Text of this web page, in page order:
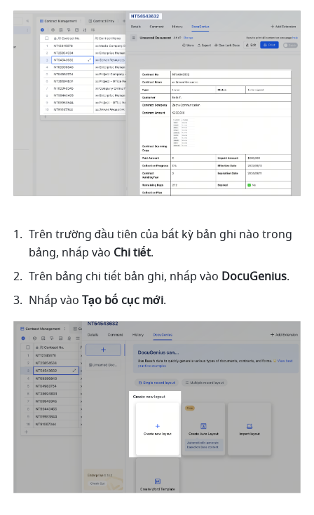
Trên trường đầu tiên của bất kỳ bản ghi nào trong
bảng, nhấp vào Chi tiết.
Trên bảng chi tiết bản ghi, nhấp vào DocuGenius.
Nhấp vào Tạo bố cục mới.